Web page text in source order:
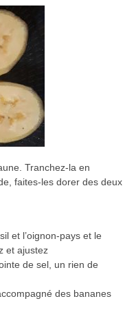
Tranchez-la en
faites-les dorer des deux
et l’oignon-pays et le
et ajustez
de sel, un rien de
des bananes